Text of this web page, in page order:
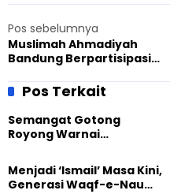
Pos sebelumnya
Muslimah Ahmadiyah
Bandung Berpartisipasi
Kampanye 16 Hari Anti
Kekerasan Terhadap
Perempuan
Pos Terkait
Semangat Gotong
Royong Warnai
Masjid di Jemaat
Ahmadiyah Sukapura
Menjadi ‘Ismail’ Masa Kini,
Generasi Waqf-e-Nau